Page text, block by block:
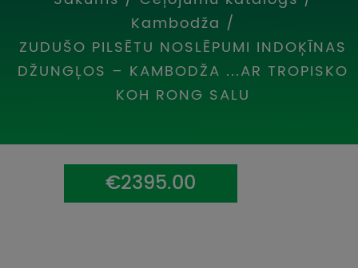
UZŅEMOŠAIS TŪRISMS
IMPRO KONKURSI
PIRMSLĪGUMA INFORMĀCIJA, KLIENTA LĪGUMS,
CEĻOJUMU APDROŠINĀŠANA
VĪZU ANKETAS
Kambodža /
ZUDUŠO PILSĒTU NOSLĒPUMI INDOĶĪNAS
DŽUNGĻOS – KAMBODŽA ...AR TROPISKO
KOH RONG SALU
€2395.00